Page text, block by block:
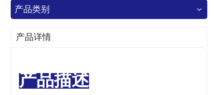
产品类别
产品详情
产品描述